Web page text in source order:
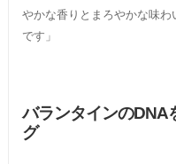
やかな香りとまろやかな味
です」
バランタインのDNA
グ